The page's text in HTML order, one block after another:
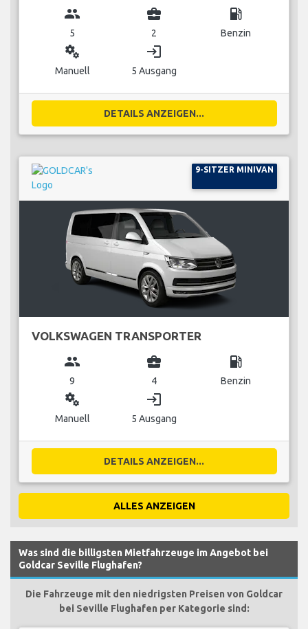
group
5
business_center
2
local_gas_station
Benzin
miscellaneous_services
Manuell
login
5 Ausgang
DETAILS ANZEIGEN...
9-SITZER MINIVAN
VOLKSWAGEN TRANSPORTER
group
9
business_center
4
local_gas_station
Benzin
miscellaneous_services
Manuell
login
5 Ausgang
DETAILS ANZEIGEN...
ALLES ANZEIGEN
Was sind die billigsten Mietfahrzeuge im Angebot bei
Goldcar Seville Flughafen?
Die Fahrzeuge mit den niedrigsten Preisen von Goldcar
bei Seville Flughafen per Kategorie sind: